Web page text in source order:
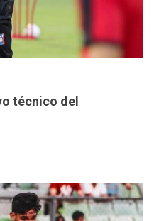
técnico del
ÚLTIMA HORA
benefició a 46
con la entrega de
correctivos
de agua pueden
y asumirse como
ÚLTIMA HORA
de Mariño climatiza